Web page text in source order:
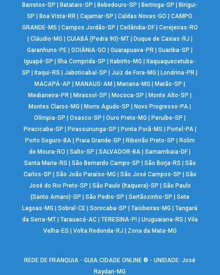
Barretos-SP | Batatais-SP | Bebedouro-SP | Bertioga-SP | Birigui-
SP |Boa Vista-RR |Cajamar-SP |Caldas Novas-GO |CAMPO
GRANDE-MS | Campos Jordão-SP | Ceilândia-DF| Cerejeiras-RO
| Cláudio-MG | CUIABÁ (Pedra 90)-MT| Duque de Caxias-RJ |
Garanhuns-PE |GOIÂNIA-GO |Guarapuava-PR |Guariba-SP |
Iguapé-SP |Ilha Comprida-SP |Itabirito-MG |Itaquaquecetuba-
SP |Itaqui-RS |Jaboticabal-SP |Juiz de Fora-MG |Londrina-PR |
MACAPÁ-AP |MANAUS-AM |Mariana-MG |Matão-SP |
Medianeira-PR |Mirassol-SP |Mococa-SP |Monte Alto-SP |
Montes Claros-MG |Morro Agudo-SP |Novo Progresso-PA |
Olímpia-SP |Osasco-SP |Ouro Preto-MG |Peruíbe-SP |
Piracicaba-SP | Pirassununga-SP | Ponta Porã-MS | Portel-PA|
Porto Seguro-BA| Praia Grande-SP | Ribeirão Preto-SP | Rolim
de Moura-RO |Salto-SP |SALVADOR-BA |Samambaia-DF |
Santa Maria-RS | São Bernardo Campo-SP | São Borja-RS | São
Carlos-SP | São João Paraíso-MG | São José Campos-SP | São
José do Rio Preto-SP | São Paulo (Itaquera)-SP | São Paulo
(Santo Amaro)-SP | São Pedro-SP | Sertãozinho-SP | Sete
Lagoas-MG |Sobral-CE |Sorocaba-SP |Taiobeiras-MG |Tangará
da Serra-MT| Tarauacá-AC| TERESINA-PI | Uruguaiana-RS | Vila
Velha-ES | Volta Redonda-RJ | Zona da Mata-MG
REDE DE FRANQUIA - GUIA CIDADE ONLINE ® - UNIDADE: José
Raydan-MG